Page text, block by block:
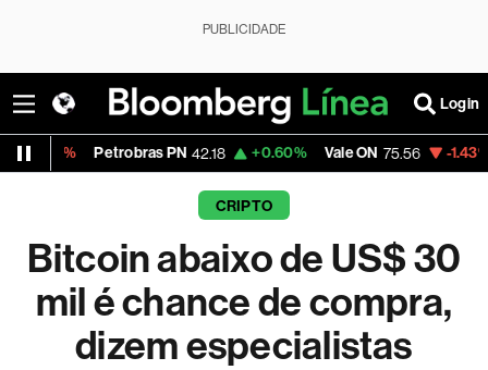
PUBLICIDADE
Login
Petrobras PN 42.18 +0.60% Vale ON 75.56 -1.43% Itaú PN
CRIPTO
Bitcoin abaixo de US$ 30
mil é chance de compra,
dizem especialistas